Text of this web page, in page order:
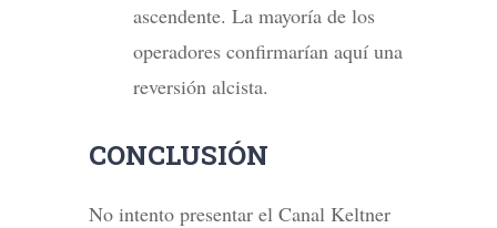
ascendente. La mayoría de los
operadores confirmarían aquí una
reversión alcista.
CONCLUSIÓN
No intento presentar el Canal Keltner